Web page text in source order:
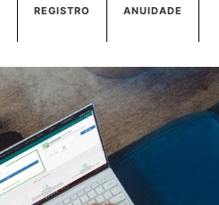
REGISTRO ANUIDADE